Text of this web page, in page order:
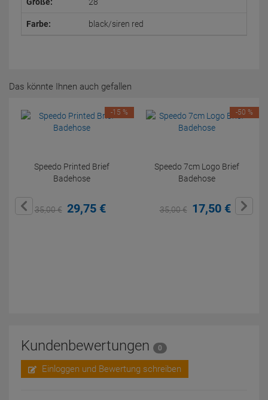
Farbe: black/siren red
Das könnte Ihnen auch gefallen
Speedo Printed Brief
Badehose
35,00€ 29,75 €
-15 %
Speedo 7cm Logo Brief
Badehose
35,00€ 17,50 €
-50 %
Kundenbewertungen 0
Einloggen und Bewertung schreiben